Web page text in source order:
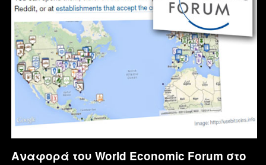
Αναφορά του World Economic Forum στο